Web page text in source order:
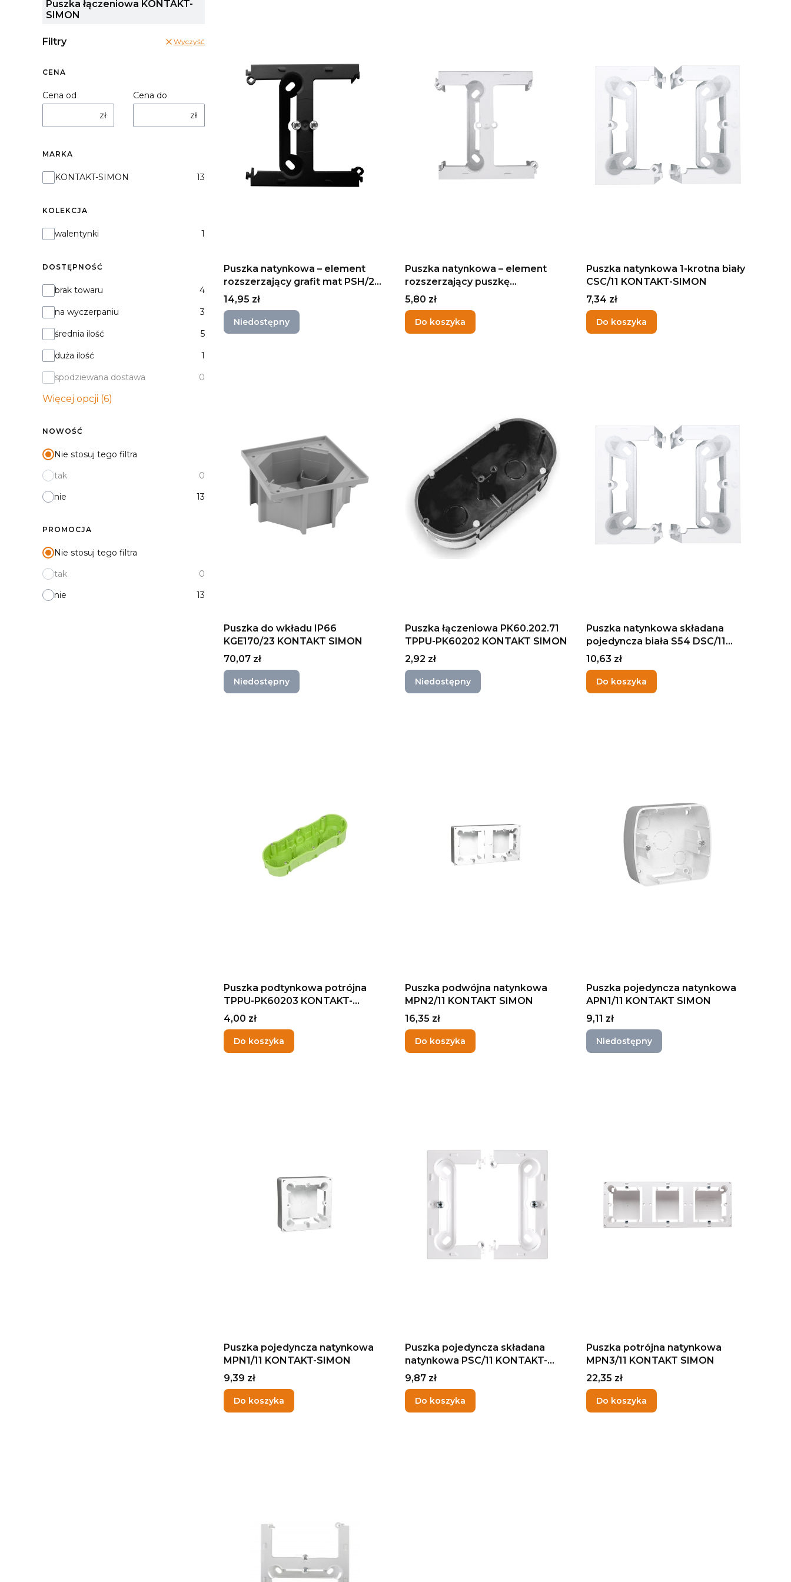
Puszka łączeniowa KONTAKT-
SIMON
Filtry Wyczyść
CENA
Cena od
zł
Cena do
zł
MARKA
MarkaKONTAKT-SIMON 13
KOLEKCJA
Kolekcja
walentynki 1
DOSTĘPNOŚĆ
Dostępność
brak towaru 4
na wyczerpaniu 3
średnia ilość 5
duża ilość 1
spodziewana dostawa 0
Więcej opcji (6)
NOWOŚĆ
Nie stosuj tego filtra
tak
0
nie
13
PROMOCJA
Nie stosuj tego filtra
tak
0
nie
13
Puszka natynkowa – element
rozszerzający grafit mat PSH/28
KONTAKT-SIMON
Cena
14,95 zł
Niedostępny
Puszka natynkowa – element
rozszerzający puszkę
pojedynczą biały CSH/11
KONTAKT-SIMON
Cena
5,80 zł
Do koszyka
Puszka natynkowa 1-krotna biały
CSC/11 KONTAKT-SIMON
Cena
7,34 zł
Do koszyka
Puszka do wkładu IP66
KGE170/23 KONTAKT SIMON
Cena
70,07 zł
Niedostępny
Puszka łączeniowa PK60.202.71
TPPU-PK60202 KONTAKT SIMON
Cena
2,92 zł
Niedostępny
Puszka natynkowa składana
pojedyncza biała S54 DSC/11
KONTAKT-SIMON
Cena
10,63 zł
Do koszyka
Puszka podtynkowa potrójna
TPPU-PK60203 KONTAKT-
SIMON
Cena
4,00 zł
Do koszyka
Puszka podwójna natynkowa
MPN2/11 KONTAKT SIMON
Cena
16,35 zł
Do koszyka
Puszka pojedyncza natynkowa
APN1/11 KONTAKT SIMON
Cena
9,11 zł
Niedostępny
Puszka pojedyncza natynkowa
MPN1/11 KONTAKT-SIMON
Cena
9,39 zł
Do koszyka
Puszka pojedyncza składana
natynkowa PSC/11 KONTAKT-
SIMON
Cena
9,87 zł
Do koszyka
Puszka potrójna natynkowa
MPN3/11 KONTAKT SIMON
Cena
22,35 zł
Do koszyka